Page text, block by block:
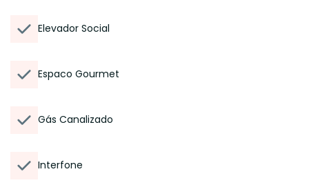
Elevador Social
Espaco Gourmet
Gás Canalizado
Interfone